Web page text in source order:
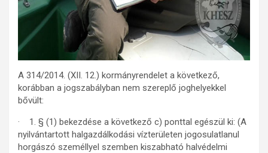
A 314/2014. (XII. 12.) kormányrendelet a következő,
korábban a jogszabályban nem szereplő joghelyekkel
bővült:
· 1. § (1) bekezdése a következő c) ponttal egészül ki: (A
nyilvántartott halgazdálkodási vízterületen jogosulatlanul
horgászó személlyel szemben kiszabható halvédelmi